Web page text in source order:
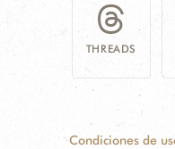
THREADS
Condiciones de